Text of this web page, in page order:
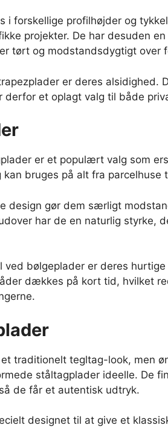
i forskellige profilhøjder og
projekter. De har desuden
tørt og modstandsdygtigt over
er deres alsidighed.
et oplagt valg til både
er et populært valg som
kan bruges på alt fra parcelhuse
design gør dem særligt
har de en naturlig styrke,
ved bølgeplader er deres
dækkes på kort tid, hvilket
traditionelt tegltag-look, men
ståltagplader ideelle. De
de får et autentisk udtryk.
designet til at give et